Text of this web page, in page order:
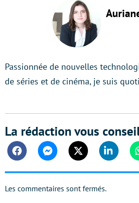
Passionnée de nouvelles
de séries et de cinéma, je suis
La rédaction vous
FacebookMessengerTwitter Linkedin
Les commentaires sont fermés.